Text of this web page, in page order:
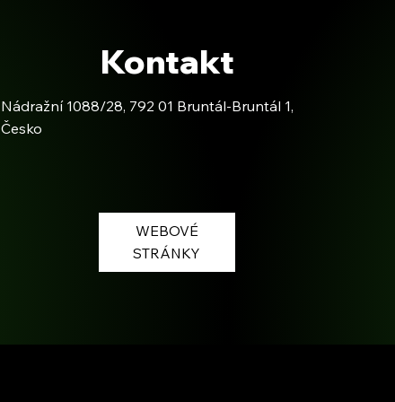
Kontakt
Nádražní 1088/28, 792 01 Bruntál-Bruntál 1,
Česko
WEBOVÉ
STRÁNKY